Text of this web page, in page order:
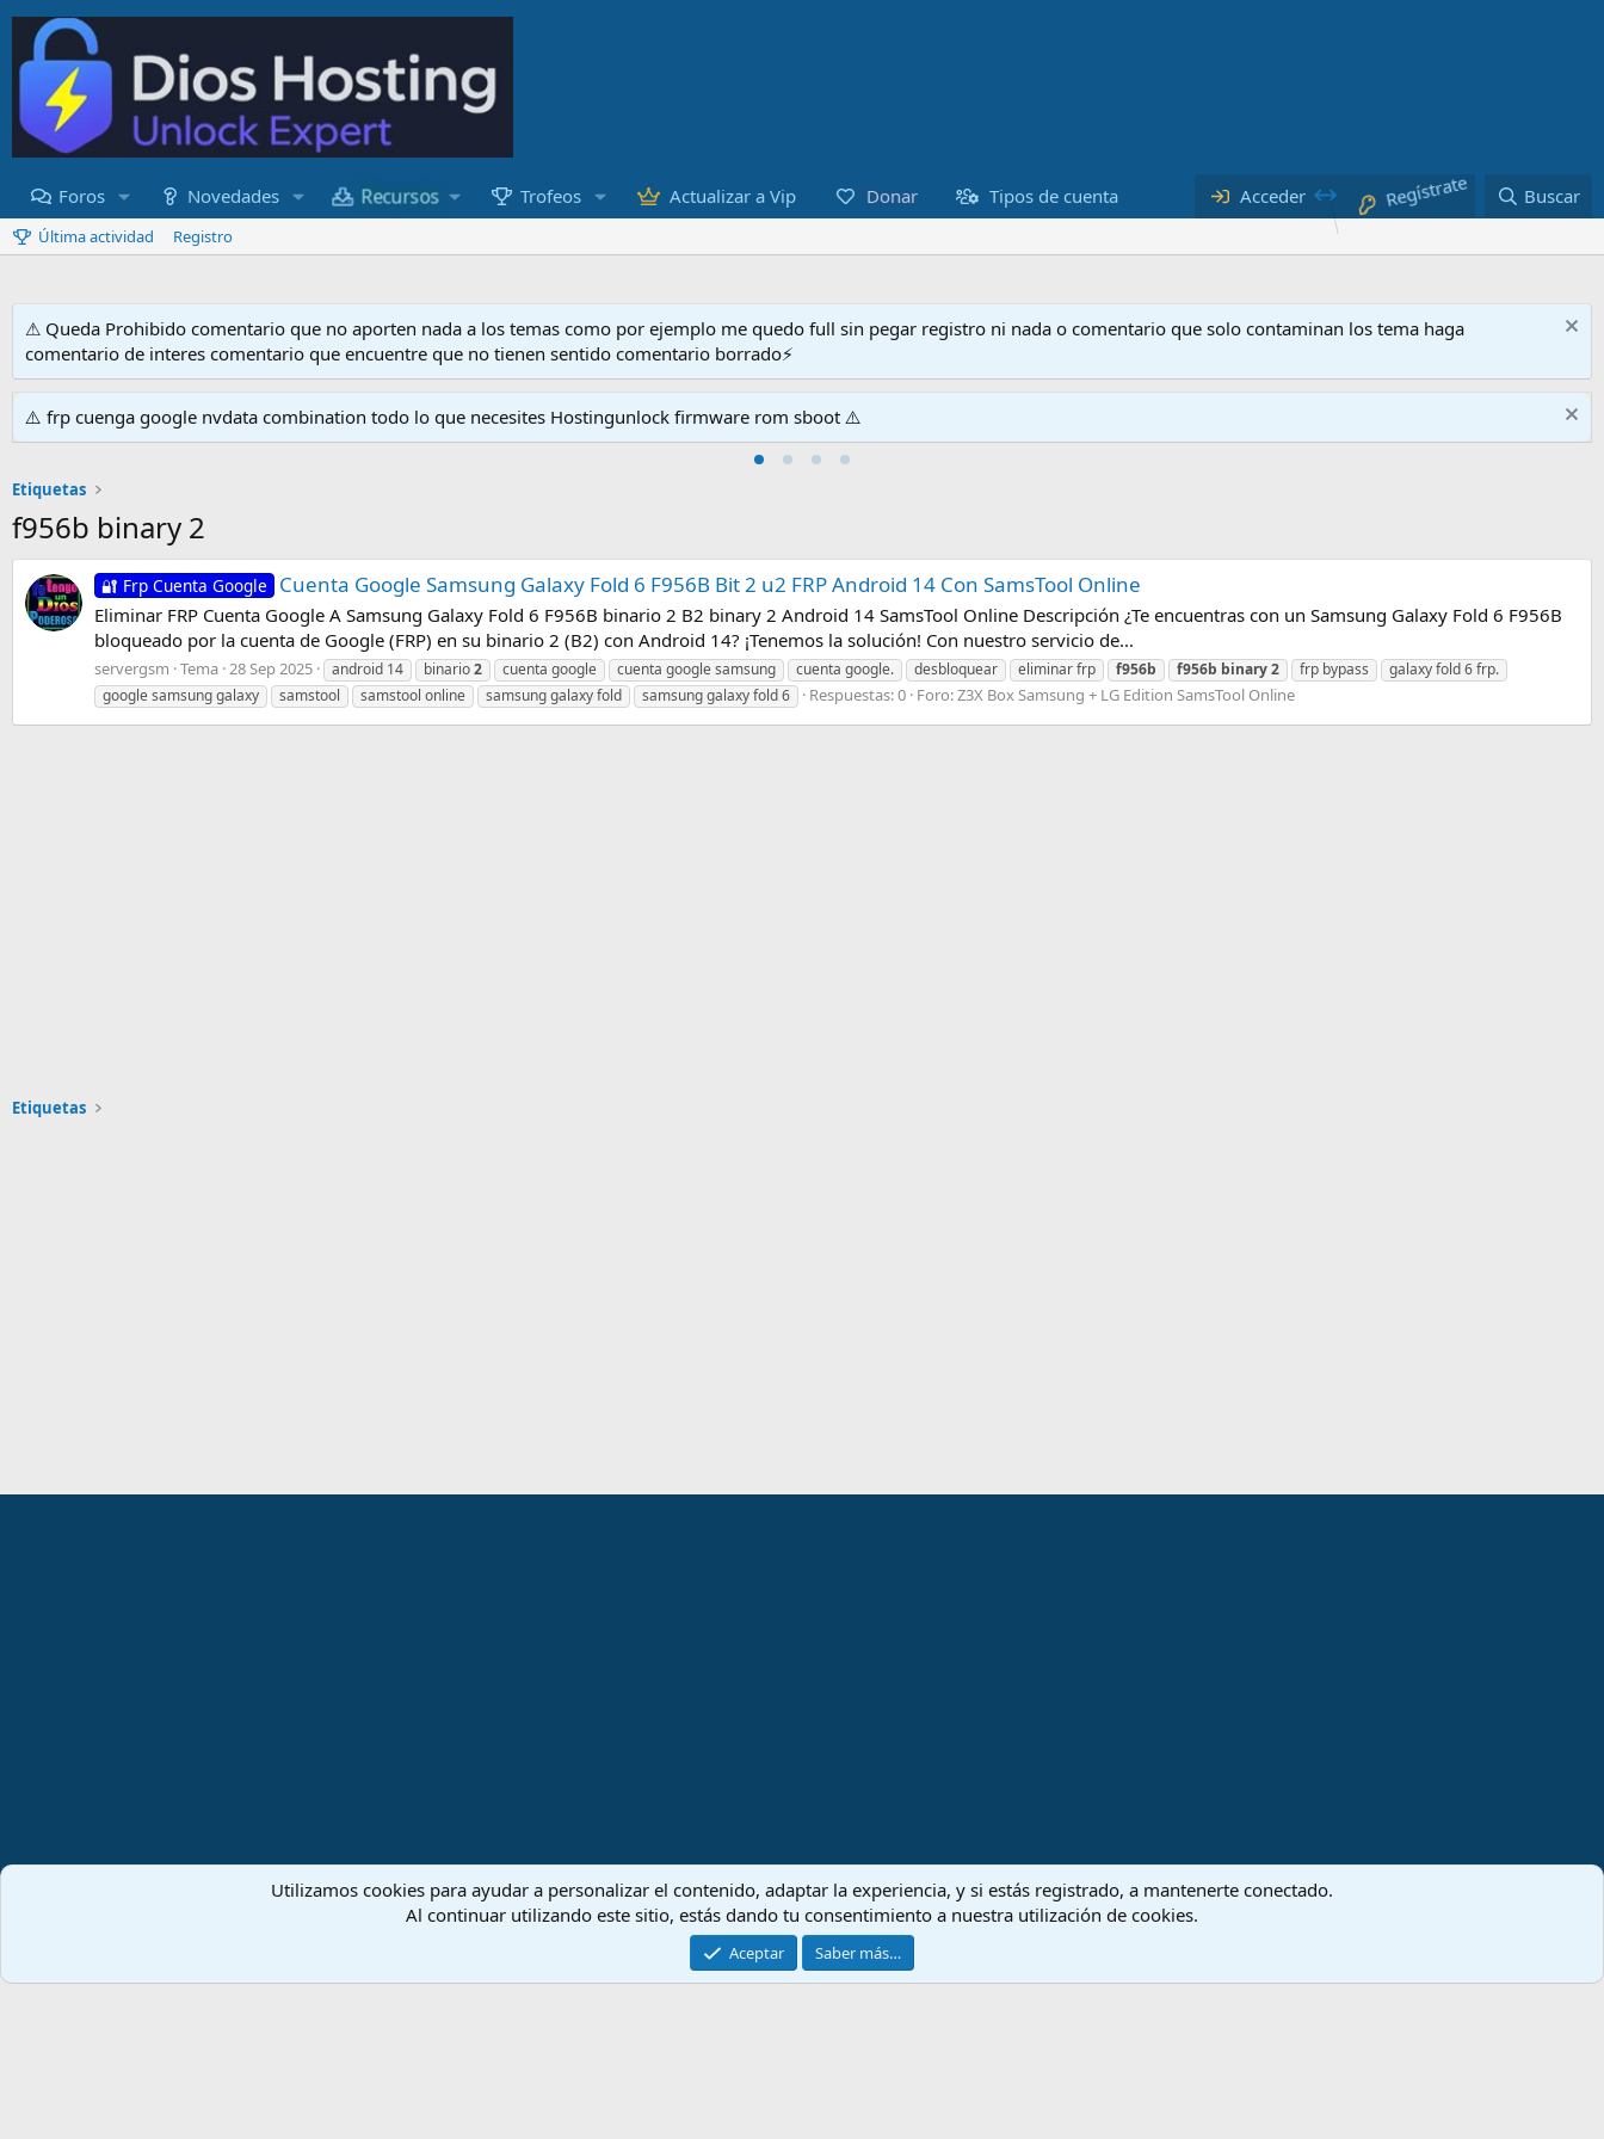
Foros Novedades Recursos Trofeos Actualizar a Vip Donar Tipos de cuenta Acceder Regístrate Buscar
Última actividad Registro
⚠ Queda Prohibido comentario que no aporten nada a los temas como por ejemplo me quedo full sin pegar registro ni nada o comentario que solo contaminan los tema haga
comentario de interes comentario que encuentre que no tienen sentido comentario borrado⚡
⚠️ frp cuenga google nvdata combination todo lo que necesites Hostingunlock firmware rom sboot ⚠️
⚠️ Por favor leer el Reglamento para evitar sanciones e inconvenientes con la página⚠️
Etiquetas
f956b binary 2
🔐 Frp Cuenta Google Cuenta Google Samsung Galaxy Fold 6 F956B Bit 2 u2 FRP Android 14 Con SamsTool Online
Eliminar FRP Cuenta Google A Samsung Galaxy Fold 6 F956B binario 2 B2 binary 2 Android 14 SamsTool Online Descripción ¿Te encuentras con un Samsung Galaxy Fold 6 F956B
bloqueado por la cuenta de Google (FRP) en su binario 2 (B2) con Android 14? ¡Tenemos la solución! Con nuestro servicio de...
servergsm Tema 28 Sep 2025 android 14 binario2 cuenta google cuenta google samsung cuenta google. desbloquear eliminar frp f956b f956b binary2 frp bypass
galaxy fold 6 frp.
google samsung galaxy
samstool samstool online samsung galaxy fold samsung galaxy fold 6 Respuestas: 0 Foro:Z3X Box Samsung + LG Edition SamsTool Online
Etiquetas
Términos y reglas
Utilizamos cookies para ayudar a personalizar el contenido, adaptar la experiencia, y si estás registrado, a mantenerte conectado.
Al continuar utilizando este sitio, estás dando tu consentimiento a nuestra utilización de cookies.
Aceptar Saber más…